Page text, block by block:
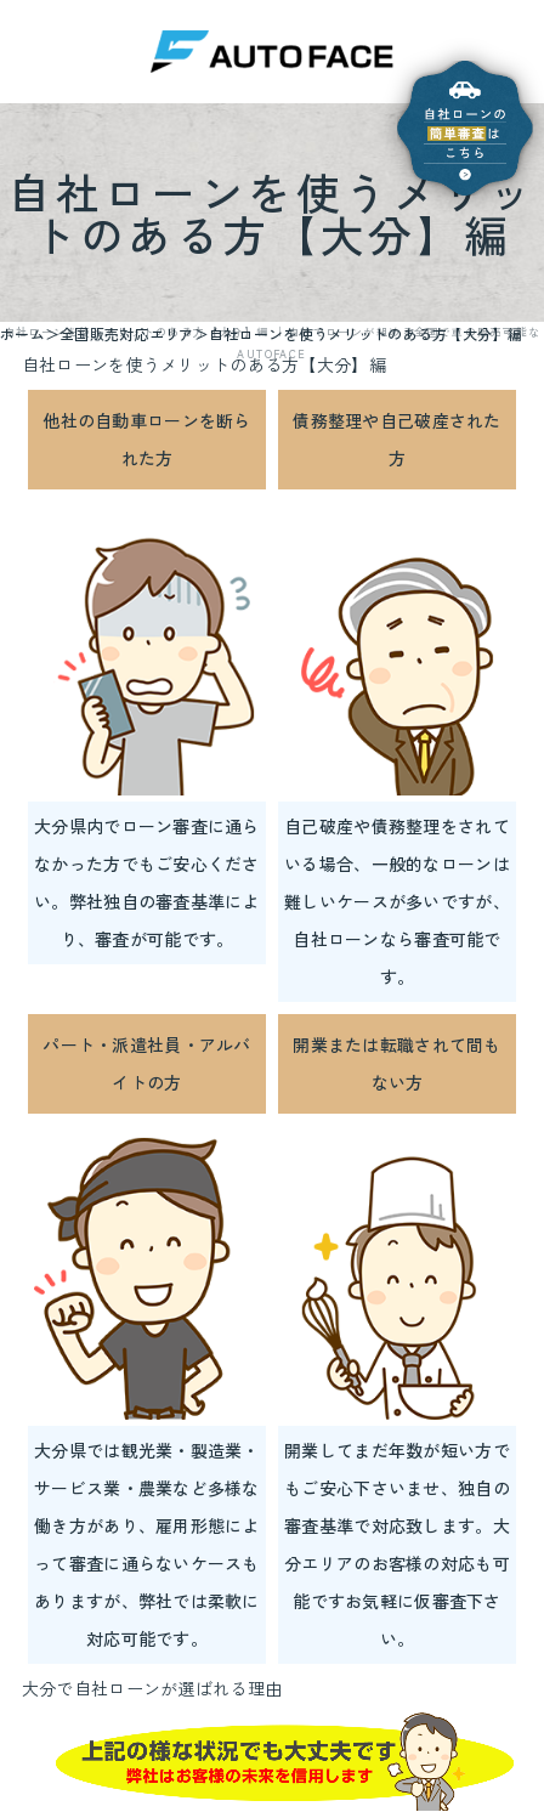
自社ローンを使うメリッ
トのある方【大分】編
自社ローンを使うメリットのある方【大分】編 ｜自社でローンが組める全国で車の販売可能な
AUTOFACE
ホーム 全国販売対応エリア 自社ローンを使うメリットのある方【大分】編
自社ローンを使うメリットのある方【大分】編
他社の自動車ローンを断ら
れた方
大分県内でローン審査に通ら
なかった方でもご安心くださ
い。弊社独自の審査基準によ
り、審査が可能です。
債務整理や自己破産された
方
自己破産や債務整理をされて
いる場合、一般的なローンは
難しいケースが多いですが、
自社ローンなら審査可能で
す。
パート・派遣社員・アルバ
イトの方
大分県では観光業・製造業・
サービス業・農業など多様な
働き方があり、雇用形態によ
って審査に通らないケースも
ありますが、弊社では柔軟に
対応可能です。
開業または転職されて間も
ない方
開業してまだ年数が短い方で
もご安心下さいませ、独自の
審査基準で対応致します。大
分エリアのお客様の対応も可
能ですお気軽に仮審査下さ
い。
大分で自社ローンが選ばれる理由